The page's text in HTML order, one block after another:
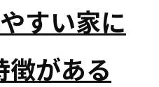
すい家に
徴がある